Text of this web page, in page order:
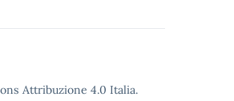
Attribuzione 4.0 Italia.